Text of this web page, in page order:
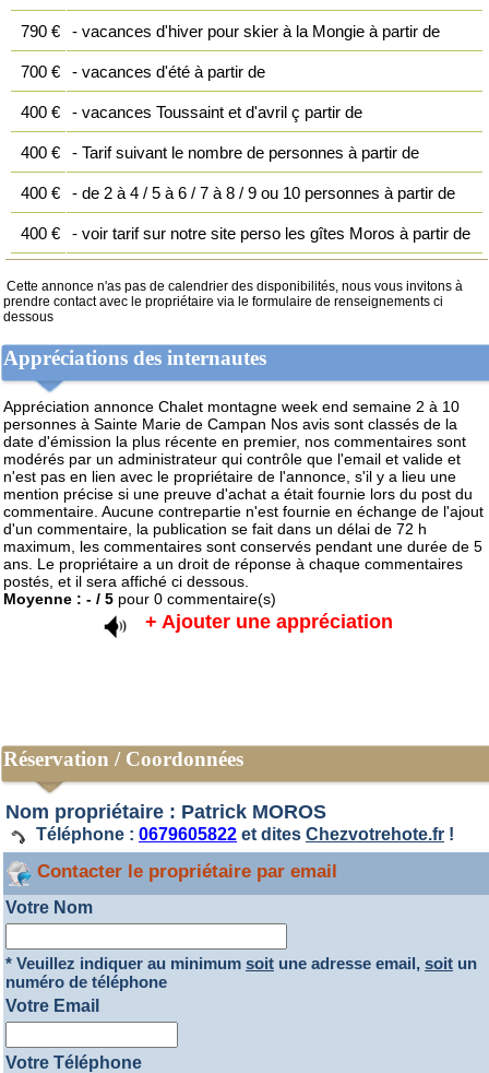
790 € - vacances d'hiver pour skier à la Mongie à partir de
700 € - vacances d'été à partir de
400 € - vacances Toussaint et d'avril ç partir de
400 € - Tarif suivant le nombre de personnes à partir de
400 € - de 2 à 4 / 5 à 6 / 7 à 8 / 9 ou 10 personnes à partir de
400 € - voir tarif sur notre site perso les gîtes Moros à partir de
Cette annonce n'as pas de calendrier des disponibilités, nous vous invitons à
prendre contact avec le propriétaire via le formulaire de renseignements ci
dessous
Appréciations des internautes
Appréciation annonce Chalet montagne week end semaine 2 à 10
personnes à Sainte Marie de Campan Nos avis sont classés de la
date d'émission la plus récente en premier, nos commentaires sont
modérés par un administrateur qui contrôle que l'email et valide et
n'est pas en lien avec le propriétaire de l'annonce, s'il y a lieu une
mention précise si une preuve d'achat a était fournie lors du post du
commentaire. Aucune contrepartie n'est fournie en échange de l'ajout
d'un commentaire, la publication se fait dans un délai de 72 h
maximum, les commentaires sont conservés pendant une durée de 5
ans. Le propriétaire a un droit de réponse à chaque commentaires
postés, et il sera affiché ci dessous.
Moyenne : - / 5 pour 0 commentaire(s)
+ Ajouter une appréciation
Réservation / Coordonnées
Nom propriétaire : Patrick MOROS
Téléphone : 0679605822 et dites Chezvotrehote.fr !
Contacter le propriétaire par email
Votre Nom
* Veuillez indiquer au minimum soit une adresse email, soit un
numéro de téléphone
Votre Email
Votre Téléphone